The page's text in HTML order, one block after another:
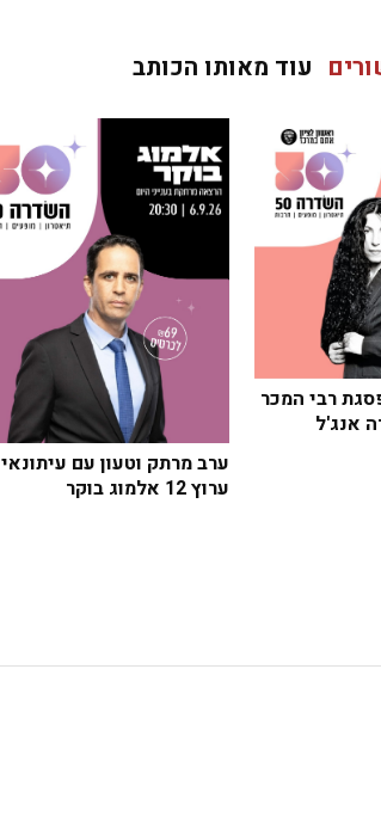
עוד מאותו הכותב
ערב מרתק וטעון עם עיתונאי
ערוץ 12 אלמוג בוקר
רבי המכר
אנג'ל